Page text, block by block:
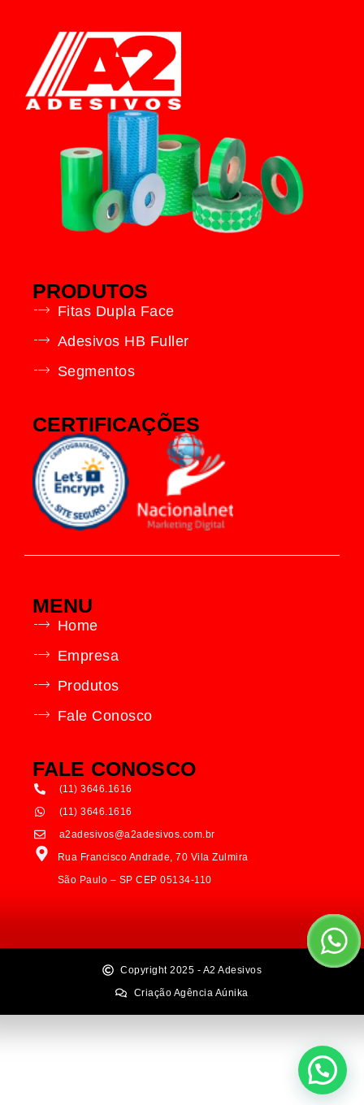
PRODUTOS
Fitas Dupla Face
Adesivos HB Fuller
Segmentos
CERTIFICAÇÕES
MENU
Home
Empresa
Produtos
Fale Conosco
FALE CONOSCO
(11) 3646.1616
(11) 3646.1616
a2adesivos@a2adesivos.com.br
Rua Francisco Andrade, 70 Vila Zulmira
São Paulo – SP CEP 05134-110
Copyright 2025 - A2 Adesivos
Criação Agência Aúnika